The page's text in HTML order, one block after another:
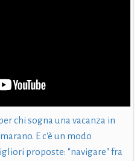
chi sogna una vacanza in
E c'è un modo
proposte: "navigare" fra